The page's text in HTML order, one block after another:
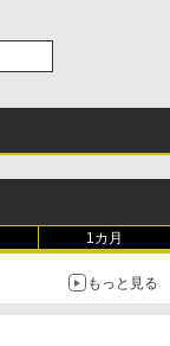
1カ月
もっと見る